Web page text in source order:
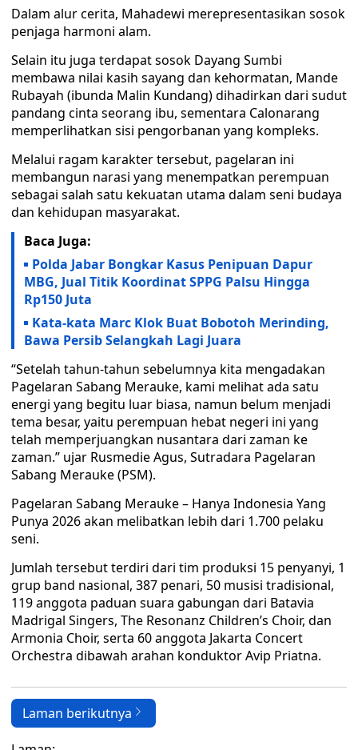
Dalam alur cerita, Mahadewi merepresentasikan sosok
penjaga harmoni alam.
Selain itu juga terdapat sosok Dayang Sumbi
membawa nilai kasih sayang dan kehormatan, Mande
Rubayah (ibunda Malin Kundang) dihadirkan dari sudut
pandang cinta seorang ibu, sementara Calonarang
memperlihatkan sisi pengorbanan yang kompleks.
Melalui ragam karakter tersebut, pagelaran ini
membangun narasi yang menempatkan perempuan
sebagai salah satu kekuatan utama dalam seni budaya
dan kehidupan masyarakat.
Baca Juga:
Polda Jabar Bongkar Kasus Penipuan Dapur
MBG, Jual Titik Koordinat SPPG Palsu Hingga
Rp150 Juta
Kata-kata Marc Klok Buat Bobotoh Merinding,
Bawa Persib Selangkah Lagi Juara
“Setelah tahun-tahun sebelumnya kita mengadakan
Pagelaran Sabang Merauke, kami melihat ada satu
energi yang begitu luar biasa, namun belum menjadi
tema besar, yaitu perempuan hebat negeri ini yang
telah memperjuangkan nusantara dari zaman ke
zaman.” ujar Rusmedie Agus, Sutradara Pagelaran
Sabang Merauke (PSM).
Pagelaran Sabang Merauke – Hanya Indonesia Yang
Punya 2026 akan melibatkan lebih dari 1.700 pelaku
seni.
Jumlah tersebut terdiri dari tim produksi 15 penyanyi, 1
grup band nasional, 387 penari, 50 musisi tradisional,
119 anggota paduan suara gabungan dari Batavia
Madrigal Singers, The Resonanz Children’s Choir, dan
Armonia Choir, serta 60 anggota Jakarta Concert
Orchestra dibawah arahan konduktor Avip Priatna.
Laman berikutnya